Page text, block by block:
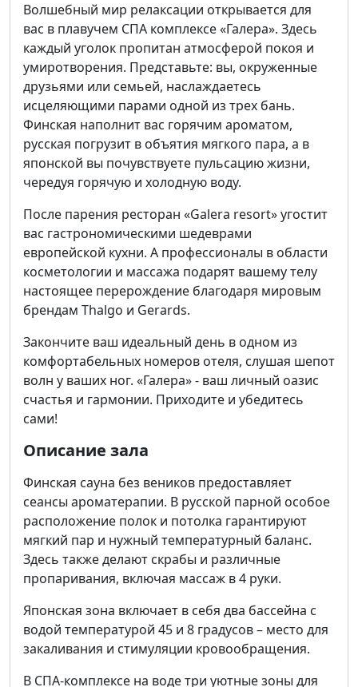
Волшебный мир релаксации открывается для
вас в плавучем СПА комплексе «Галера». Здесь
каждый уголок пропитан атмосферой покоя и
умиротворения. Представьте: вы, окруженные
друзьями или семьей, наслаждаетесь
исцеляющими парами одной из трех бань.
Финская наполнит вас горячим ароматом,
русская погрузит в объятия мягкого пара, а в
японской вы почувствуете пульсацию жизни,
чередуя горячую и холодную воду.
После парения ресторан «Galera resort» угостит
вас гастрономическими шедеврами
европейской кухни. А профессионалы в области
косметологии и массажа подарят вашему телу
настоящее перерождение благодаря мировым
брендам Thalgo и Gerards.
Закончите ваш идеальный день в одном из
комфортабельных номеров отеля, слушая шепот
волн у ваших ног. «Галера» - ваш личный оазис
счастья и гармонии. Приходите и убедитесь
сами!
Описание зала
Финская сауна без веников предоставляет
сеансы ароматерапии. В русской парной особое
расположение полок и потолка гарантируют
мягкий пар и нужный температурный баланс.
Здесь также делают скрабы и различные
пропаривания, включая массаж в 4 руки.
Японская зона включает в себя два бассейна с
водой температурой 45 и 8 градусов – место для
закаливания и стимуляции кровообращения.
В СПА-комплексе на воде три уютные зоны для